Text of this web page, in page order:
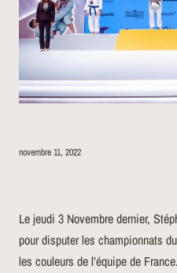
novembre 11, 2022
Le jeudi 3 Novembre dernier,
pour disputer les championnats
les couleurs de l’équipe de France.